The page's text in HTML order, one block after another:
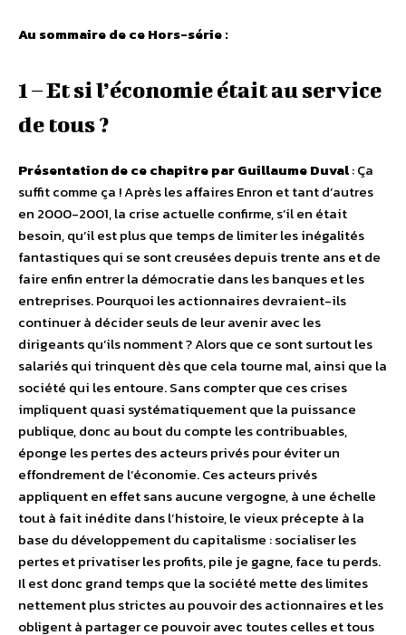
Au sommaire de ce Hors-série :
1 – Et si l’économie était au service
de tous ?
Présentation de ce chapitre par Guillaume Duval: Ça
suffit comme ça ! Après les affaires Enron et tant d’autres
en 2000-2001, la crise actuelle confirme, s’il en était
besoin, qu’il est plus que temps de limiter les inégalités
fantastiques qui se sont creusées depuis trente ans et de
faire enfin entrer la démocratie dans les banques et les
entreprises. Pourquoi les actionnaires devraient-ils
continuer à décider seuls de leur avenir avec les
dirigeants qu’ils nomment ? Alors que ce sont surtout les
salariés qui trinquent dès que cela tourne mal, ainsi que la
société qui les entoure. Sans compter que ces crises
impliquent quasi systématiquement que la puissance
publique, donc au bout du compte les contribuables,
éponge les pertes des acteurs privés pour éviter un
effondrement de l’économie. Ces acteurs privés
appliquent en effet sans aucune vergogne, à une échelle
tout à fait inédite dans l’histoire, le vieux précepte à la
base du développement du capitalisme : socialiser les
pertes et privatiser les profits, pile je gagne, face tu perds.
Il est donc grand temps que la société mette des limites
nettement plus strictes au pouvoir des actionnaires et les
obligent à partager ce pouvoir avec toutes celles et tous